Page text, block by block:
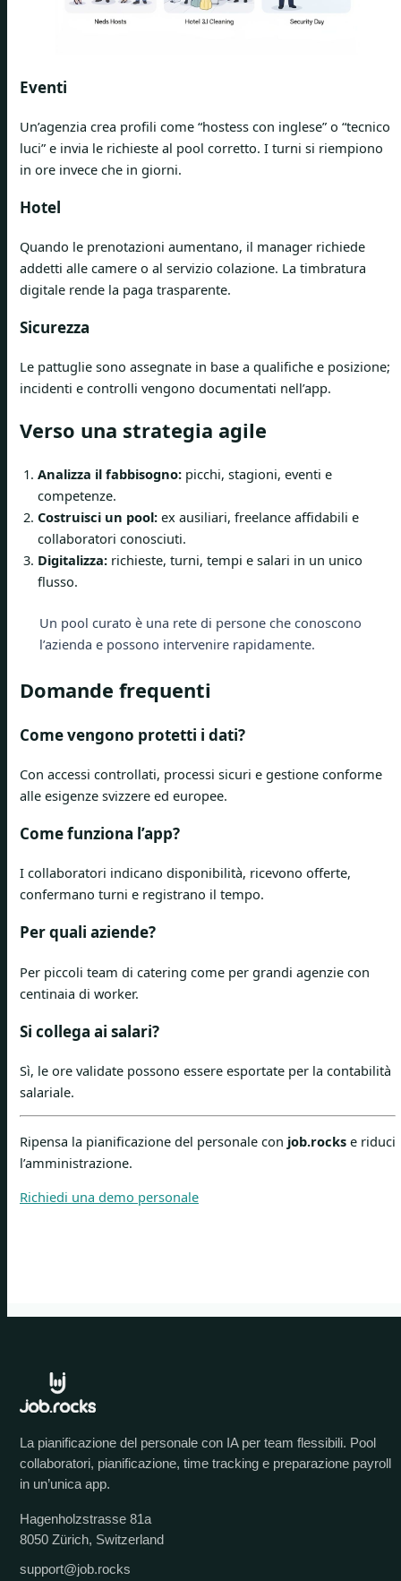
Eventi
Un’agenzia crea profili come “hostess con inglese” o “tecnico
luci” e invia le richieste al pool corretto. I turni si riempiono
in ore invece che in giorni.
Hotel
Quando le prenotazioni aumentano, il manager richiede
addetti alle camere o al servizio colazione. La timbratura
digitale rende la paga trasparente.
Sicurezza
Le pattuglie sono assegnate in base a qualifiche e posizione;
incidenti e controlli vengono documentati nell’app.
Verso una strategia agile
Analizza il fabbisogno: picchi, stagioni, eventi e
competenze.
Costruisci un pool: ex ausiliari, freelance affidabili e
collaboratori conosciuti.
Digitalizza: richieste, turni, tempi e salari in un unico
flusso.
Un pool curato è una rete di persone che conoscono
l’azienda e possono intervenire rapidamente.
Domande frequenti
Come vengono protetti i dati?
Con accessi controllati, processi sicuri e gestione conforme
alle esigenze svizzere ed europee.
Come funziona l’app?
I collaboratori indicano disponibilità, ricevono offerte,
confermano turni e registrano il tempo.
Per quali aziende?
Per piccoli team di catering come per grandi agenzie con
centinaia di worker.
Si collega ai salari?
Sì, le ore validate possono essere esportate per la contabilità
salariale.
Ripensa la pianificazione del personale con job.rocks e riduci
l’amministrazione.
Richiedi una demo personale
La pianificazione del personale con IA per team flessibili. Pool
collaboratori, pianificazione, time tracking e preparazione payroll
in un’unica app.
Hagenholzstrasse 81a
8050 Zürich, Switzerland
support@job.rocks